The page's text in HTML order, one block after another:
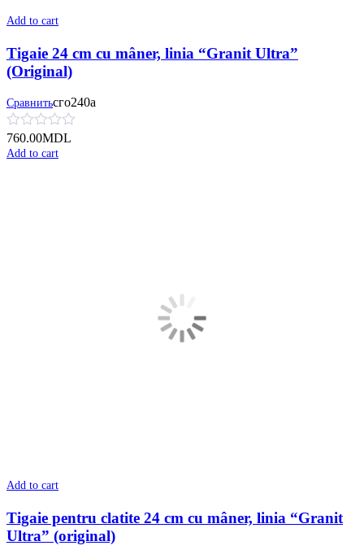
Add to cart
Tigaie 24 cm cu mâner, linia “Granit Ultra”
(Original)
Сравнитьсго240а
760.00MDL
Add to cart
Add to cart
Tigaie pentru clatite 24 cm cu mâner, linia “Granit
Ultra” (original)